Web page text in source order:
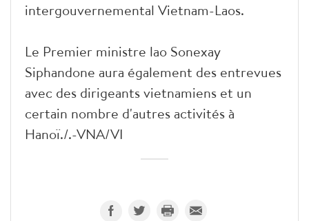
intergouvernemental Vietnam-Laos.
Le Premier ministre lao Sonexay
Siphandone aura également des entrevues
avec des dirigeants vietnamiens et un
certain nombre d'autres activités à
Hanoï./.-VNA/VI